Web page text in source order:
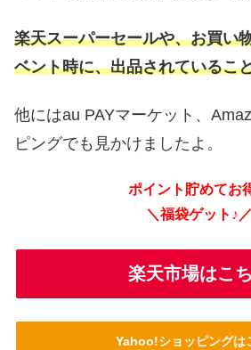
楽天スーパーセールや、お買い
ベント時に、出品されているこ
他にはau PAYマーケット、
ピングでも見かけましたよ。
ポイント貯めてお
＼福袋ゲット♪／
楽天市場はこ
Yahoo!ショッピングは